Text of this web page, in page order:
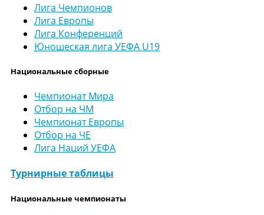
Лига Чемпионов
Лига Европы
Лига Конференций
Юношеская лига УЕФА U19
Национальные сборные
Чемпионат Мира
Отбор на ЧМ
Чемпионат Европы
Отбор на ЧЕ
Лига Наций УЕФА
Турнирные таблицы
Национальные чемпионаты